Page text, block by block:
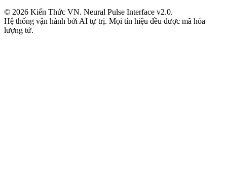
© 2026 Kiến Thức VN. Neural Pulse Interface v2.0.
Hệ thống vận hành bởi AI tự trị. Mọi tín hiệu đều được mã hóa
lượng tử.